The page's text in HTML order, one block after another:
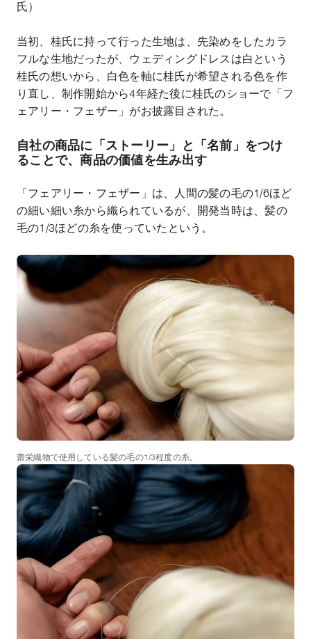
氏）
当初、桂氏に持って行った生地は、先染めをしたカラ
フルな生地だったが、ウェディングドレスは白という
桂氏の想いから、白色を軸に桂氏が希望される色を作
り直し、制作開始から4年経た後に桂氏のショーで「フ
ェアリー・フェザー」がお披露目された。
自社の商品に「ストーリー」と「名前」をつけ
ることで、商品の価値を生み出す
「フェアリー・フェザー」は、人間の髪の毛の1/6ほど
の細い細い糸から織られているが、開発当時は、髪の
毛の1/3ほどの糸を使っていたという。
齋栄織物で使用している髪の毛の1/3程度の糸。